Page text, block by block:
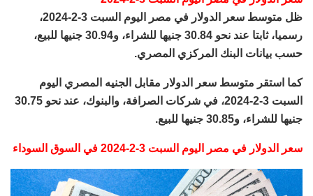
ظل متوسط سعر الدولار في مصر اليوم السبت 3-2-2024،
رسميا، ثابتا عند نحو 30.84 جنيها للشراء، و30.94 جنيها للبيع،
حسب بيانات البنك المركزي المصري.
كما استقر متوسط سعر الدولار مقابل الجنيه المصري اليوم
السبت 3-2-2024، في شركات الصرافة، والبنوك، عند نحو 30.75
جنيها للشراء، و30.85 جنيها للبيع.
سعر الدولار في مصر اليوم السبت 3-2-2024 في السوق السوداء